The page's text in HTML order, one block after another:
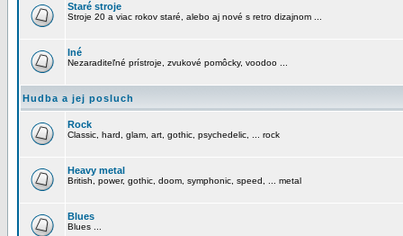
Staré stroje
Stroje 20 a viac rokov staré, alebo aj nové s retro dizajnom ...
Iné
Nezaraditeľné prístroje, zvukové pomôcky, voodoo ...
Hudba a jej posluch
Rock
Classic, hard, glam, art, gothic, psychedelic, ... rock
Heavy metal
British, power, gothic, doom, symphonic, speed, ... metal
Blues
Blues ...